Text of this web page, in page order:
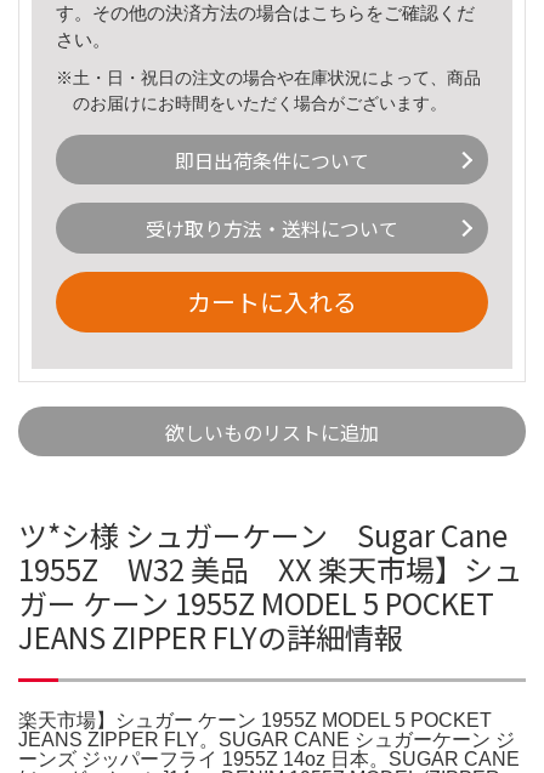
す。その他の決済方法の場合はこちら をご確認くだ
さい。
※土・日・祝日の注文の場合や在庫状況によって、商品
のお届けにお時間をいただく場合がございます。
即日出荷条件について
受け取り方法・送料について
カートに入れる
欲しいものリストに追加
ツ*シ様 シュガーケーン Sugar Cane
1955Z W32 美品 XX 楽天市場】シュ
ガー ケーン 1955Z MODEL 5 POCKET
JEANS ZIPPER FLYの詳細情報
楽天市場】シュガー ケーン 1955Z MODEL 5 POCKET
JEANS ZIPPER FLY。SUGAR CANE シュガーケーン ジ
ーンズ ジッパーフライ 1955Z 14oz 日本。SUGAR CANE